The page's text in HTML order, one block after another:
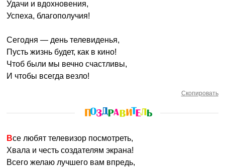
Удачи и вдохновения,
Успеха, благополучия!
Сегодня — день телевиденья,
Пусть жизнь будет, как в кино!
Чтоб были мы вечно счастливы,
И чтобы всегда везло!
Скопировать
Все любят телевизор посмотреть,
Хвала и честь создателям экрана!
Всего желаю лучшего вам впредь,